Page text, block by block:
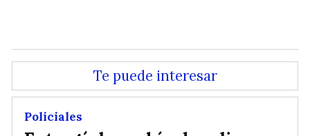
Te puede interesar
Policiales